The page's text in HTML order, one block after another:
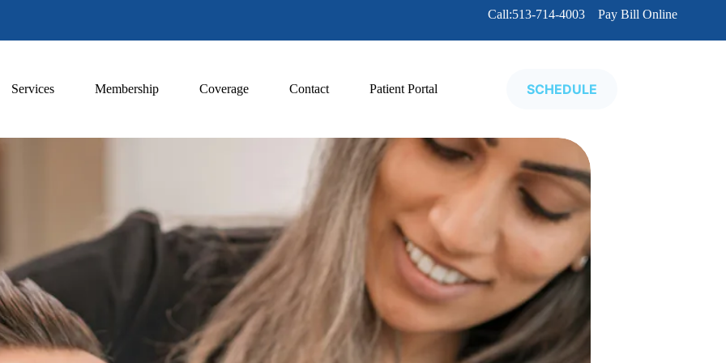
Call:513-714-4003 Pay Bill Online
Services Membership Coverage Contact Patient Portal SCHEDULE